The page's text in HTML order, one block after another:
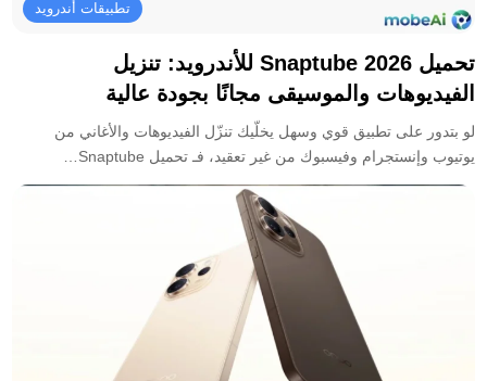
تطبيقات أندرويد
تحميل Snaptube 2026 للأندرويد: تنزيل
الفيديوهات والموسيقى مجانًا بجودة عالية
لو بتدور على تطبيق قوي وسهل يخلّيك تنزّل الفيديوهات والأغاني من
يوتيوب وإنستجرام وفيسبوك من غير تعقيد، فـ تحميل Snaptube…